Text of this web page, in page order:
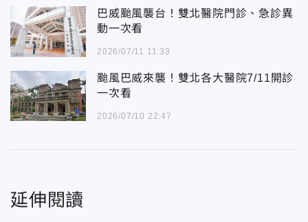
巴威颱風襲台！雙北醫院門診、急診異
動一次看
2026/07/11 11:33
颱風巴威來襲！雙北各大醫院7/11開診
一次看
2026/07/10 22:47
延伸閱讀